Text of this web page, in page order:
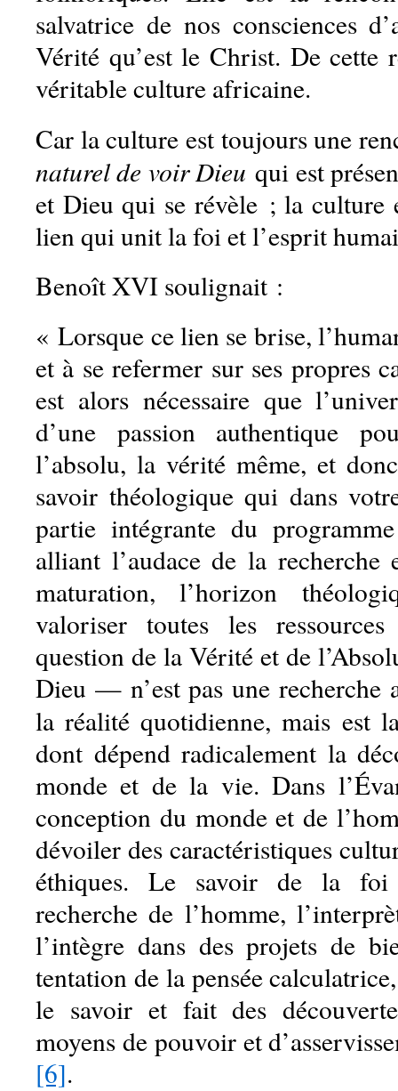
salvatrice de nos consciences
Vérité qu’est le Christ. De cette
véritable culture africaine.
Car la culture est toujours une
naturel de voir Dieuqui est
et Dieu qui se révèle ; la culture
lien qui unit la foi et l’esprit
Benoît XVI soulignait :
« Lorsque ce lien se brise,
et à se refermer sur ses propres
est alors nécessaire que
d’une passion authentique
l’absolu, la vérité même, et
savoir théologique qui dans
partie intégrante du
alliant l’audace de la
maturation, l’horizon
valoriser toutes les
question de la Vérité et de
Dieu — n’est pas une recherche
la réalité quotidienne, mais est
dont dépend radicalement la
monde et de la vie. Dans
conception du monde et de
dévoiler des caractéristiques
éthiques. Le savoir de la
recherche de l’homme,
l’intègre dans des projets de
tentation de la pensée
le savoir et fait des
moyens de pouvoir et
[6].